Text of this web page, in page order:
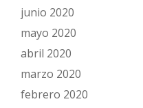
junio 2020
mayo 2020
abril 2020
marzo 2020
febrero 2020